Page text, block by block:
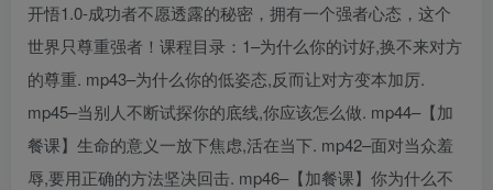
开悟1.0-成功者不愿透露的秘密，拥有一个强者心态，这个
世界只尊重强者！课程目录：1–为什么你的讨好,换不来对方
的尊重. mp43–为什么你的低姿态,反而让对方变本加厉.
mp45–当别人不断试探你的底线,你应该怎么做. mp44–【加
餐课】生命的意义一放下焦虑,活在当下. mp42–面对当众羞
辱,要用正确的方法坚决回击. mp46–【加餐课】你为什么不